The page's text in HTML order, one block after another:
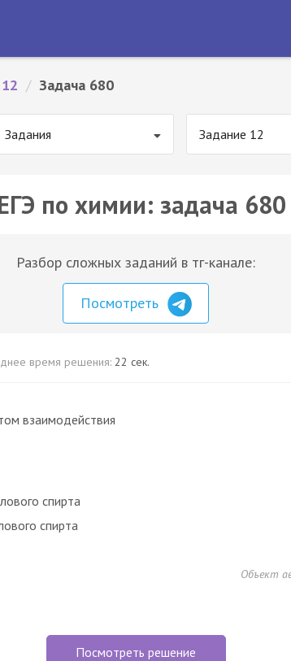
/ Задача 680
Задания Задание 12
по химии: задача 680
Разбор сложных заданий в тг-канале:
Посмотреть
время решения: 22 сек.
взаимодействия
спирта
спирта
Объект
Посмотреть решение